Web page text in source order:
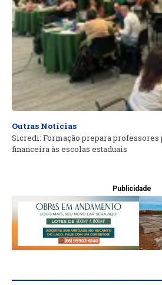
Outras Notícias
Sicredi: Formação prepara professores
financeira às escolas estaduais
Publicidade